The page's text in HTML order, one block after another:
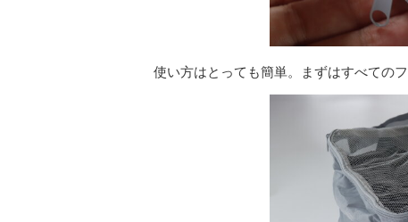
使い方はとっても簡単。まずはすべての